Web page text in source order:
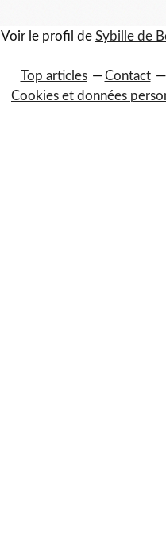
Voir le profil de Sybille de
Top articles Contact
Cookies et données